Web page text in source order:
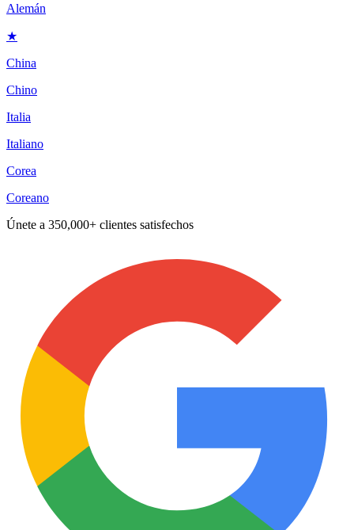
Alemán
★
China
Chino
Italia
Italiano
Corea
Coreano
Únete a 350,000+ clientes satisfechos